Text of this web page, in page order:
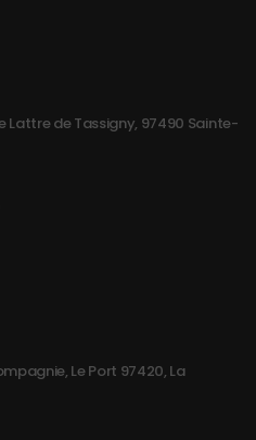
Lattre de Tassigny, 97490 Sainte-
Le Port 97420, La